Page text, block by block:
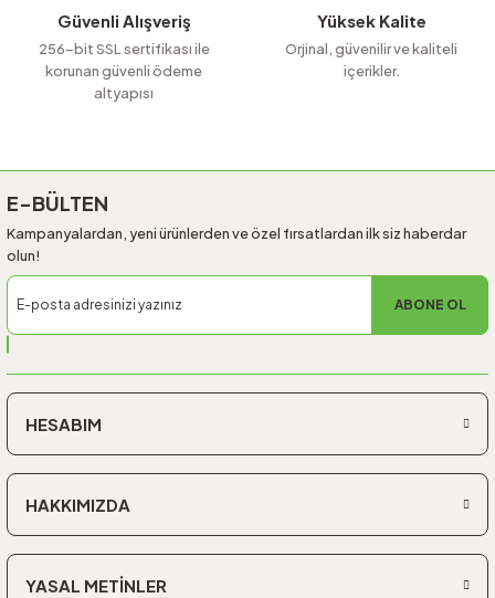
Güvenli Alışveriş
256-bit SSL sertifikası ile
korunan güvenli ödeme
altyapısı
Yüksek Kalite
Orjinal, güvenilir ve kaliteli
içerikler.
E-BÜLTEN
Kampanyalardan, yeni ürünlerden ve özel fırsatlardan ilk siz haberdar
olun!
ABONE OL
HESABIM
HAKKIMIZDA
YASAL METİNLER